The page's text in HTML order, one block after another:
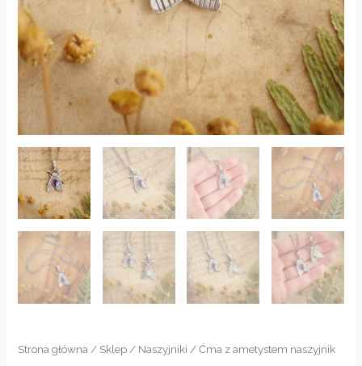
Strona główna / Sklep / Naszyjniki / Ćma z ametystem naszyjnik